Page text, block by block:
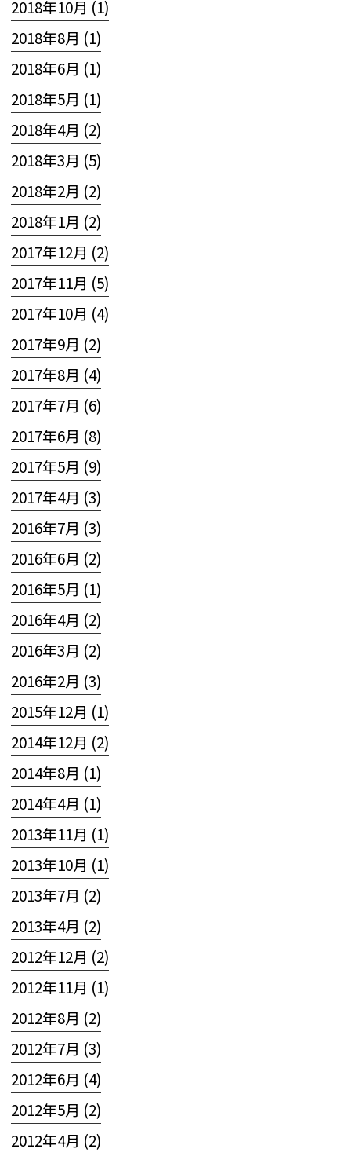
2018年10月 (1)
2018年8月 (1)
2018年6月 (1)
2018年5月 (1)
2018年4月 (2)
2018年3月 (5)
2018年2月 (2)
2018年1月 (2)
2017年12月 (2)
2017年11月 (5)
2017年10月 (4)
2017年9月 (2)
2017年8月 (4)
2017年7月 (6)
2017年6月 (8)
2017年5月 (9)
2017年4月 (3)
2016年7月 (3)
2016年6月 (2)
2016年5月 (1)
2016年4月 (2)
2016年3月 (2)
2016年2月 (3)
2015年12月 (1)
2014年12月 (2)
2014年8月 (1)
2014年4月 (1)
2013年11月 (1)
2013年10月 (1)
2013年7月 (2)
2013年4月 (2)
2012年12月 (2)
2012年11月 (1)
2012年8月 (2)
2012年7月 (3)
2012年6月 (4)
2012年5月 (2)
2012年4月 (2)